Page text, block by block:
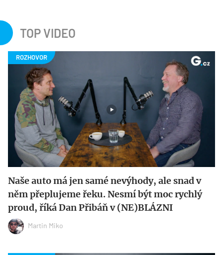
TOP VIDEO
Naše auto má jen samé nevýhody, ale snad v
něm přeplujeme řeku. Nesmí být moc rychlý
proud, říká Dan Přibáň v (NE)BLÁZNI
Martin Miko